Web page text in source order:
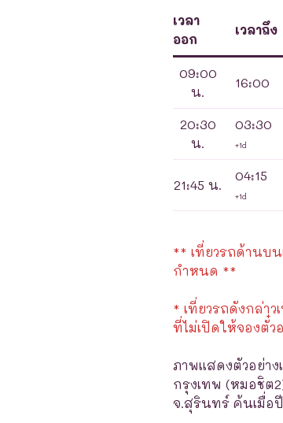
เวลา
ออก
เวลาถึง
09:00
น.
16:00
20:30
น.
03:30
+1d
21:45 น.
04:15
+1d
** เที่ยวรถด้านบ
กำหนด **
* เที่ยวรถดังกล่า
ที่ไม่เปิดให้จองตั๋
ภาพแสดงตัวอย่าง
กรุงเทพ (หมอชิต
จ.สุรินทร์ ค้นเมื่อ